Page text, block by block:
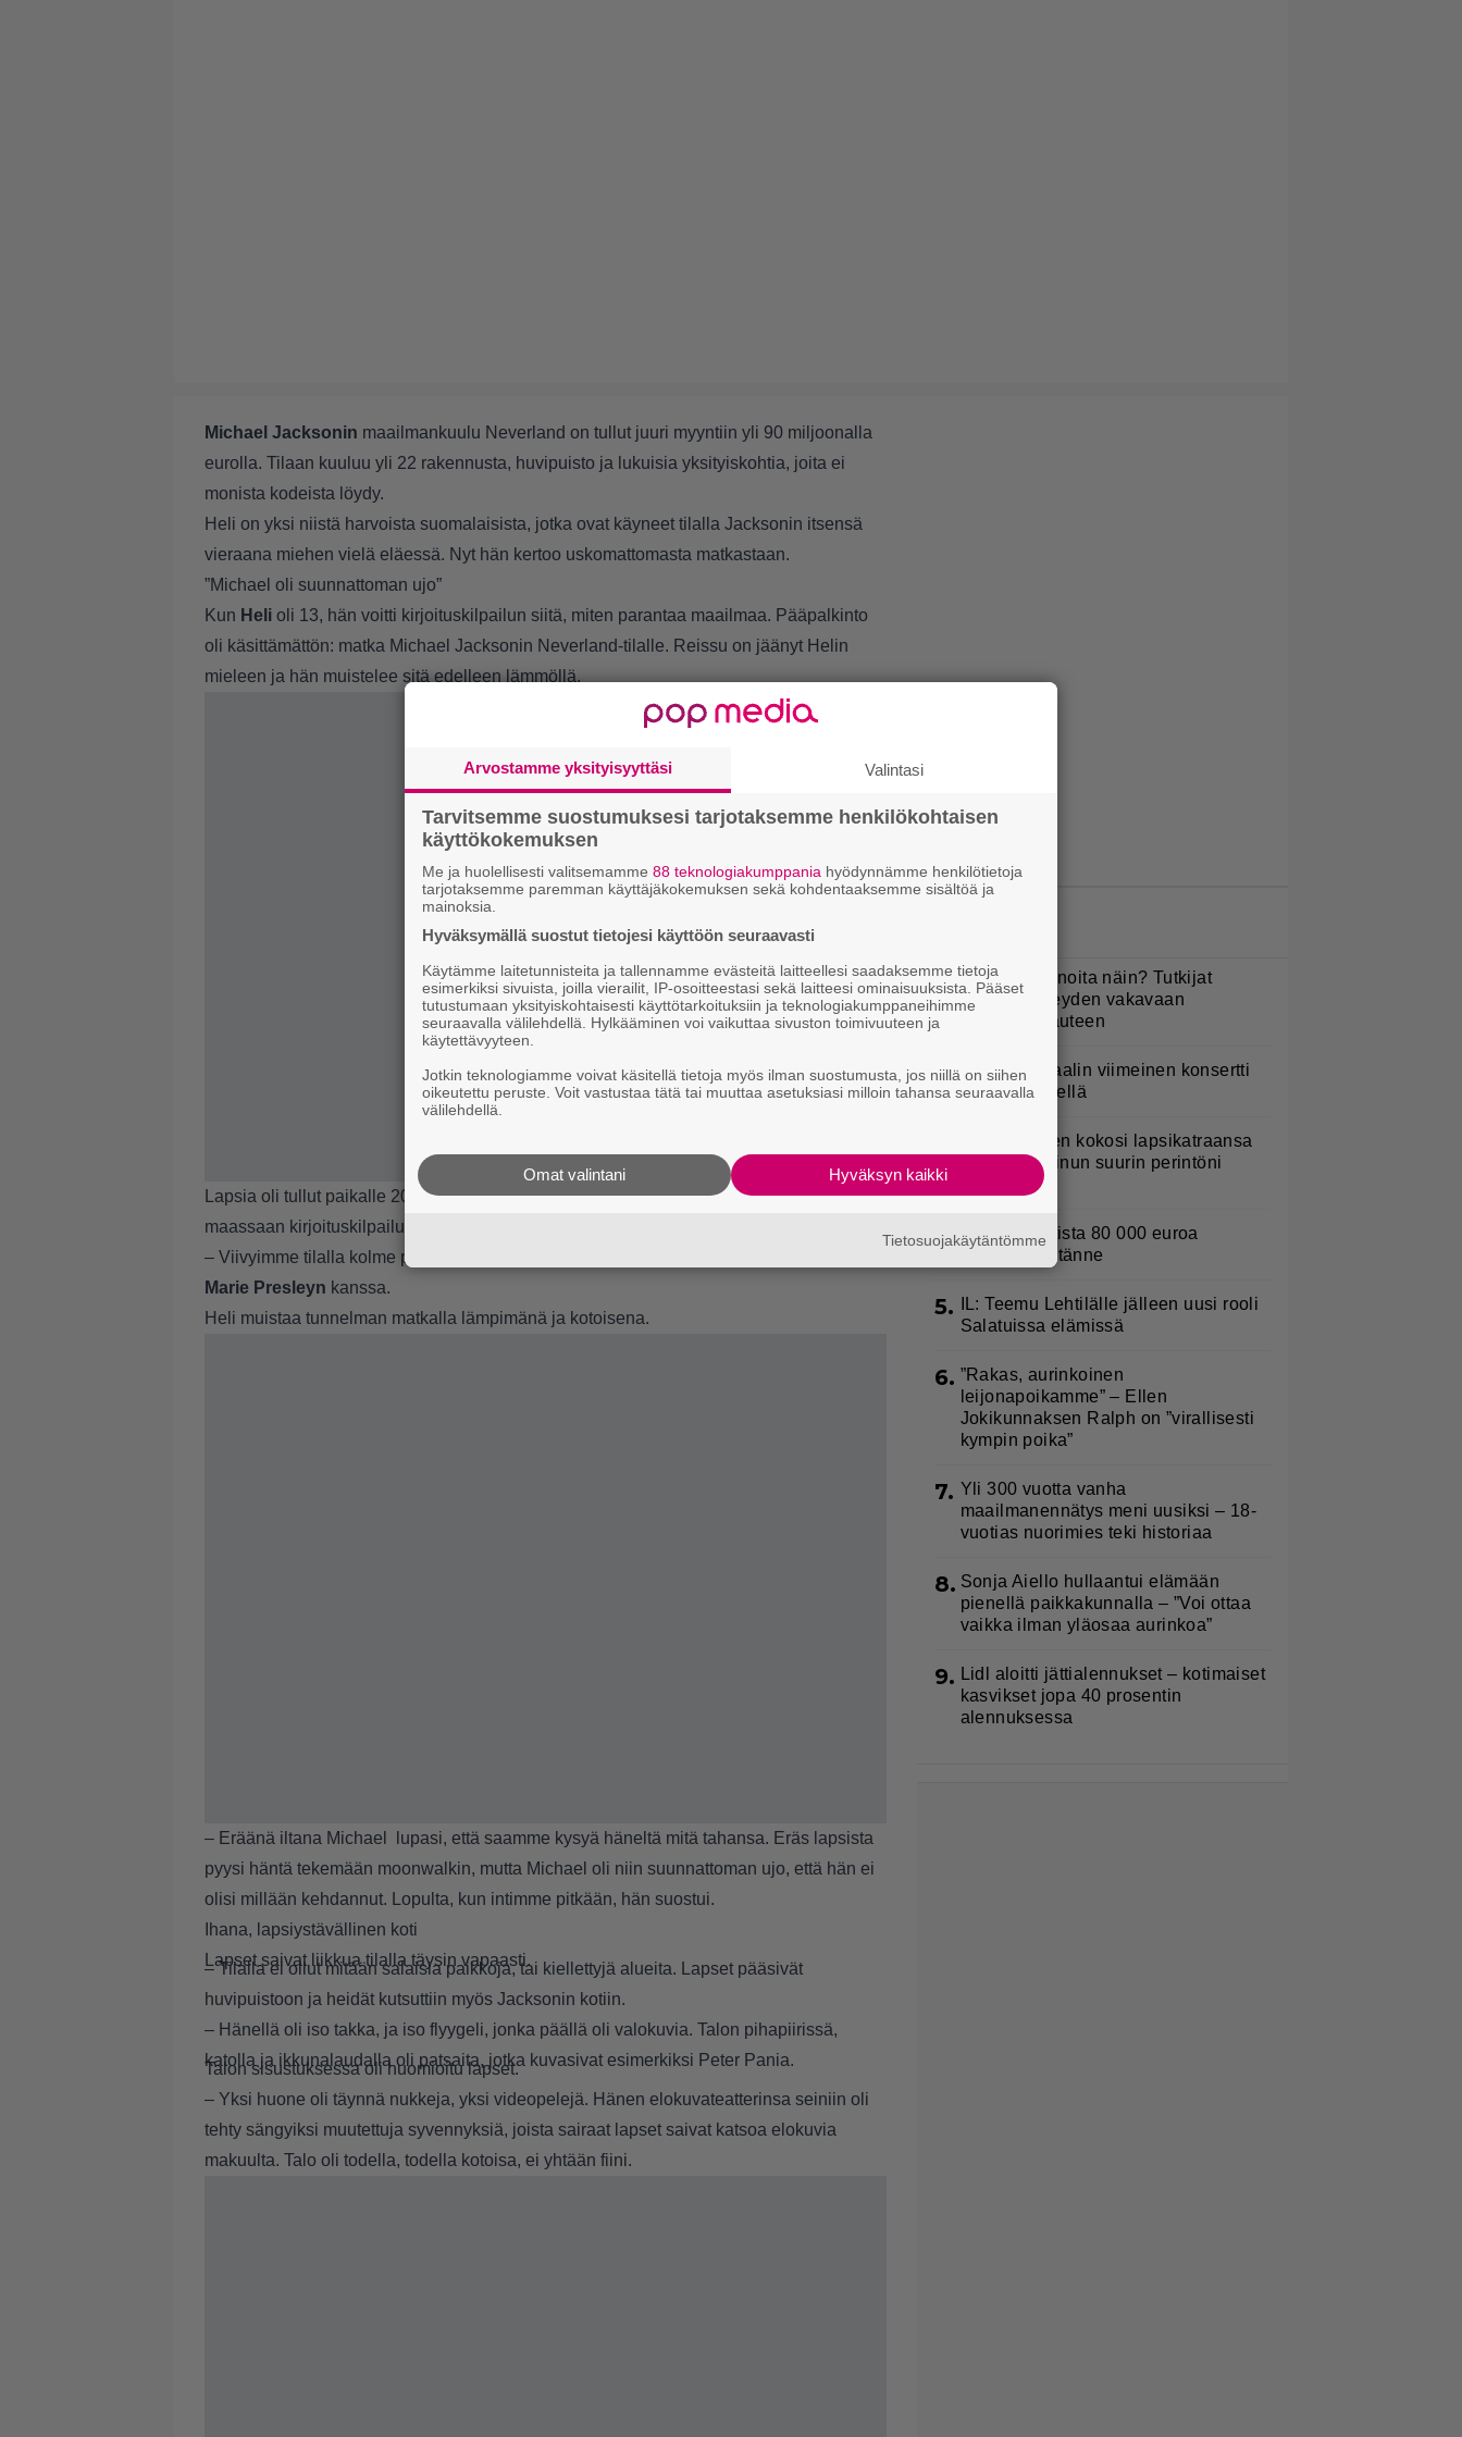
Michael Jacksonin maailmankuulu Neverland on tullut juuri myyntiin yli 90 miljoonalla
eurolla. Tilaan kuuluu yli 22 rakennusta, huvipuisto ja lukuisia yksityiskohtia, joita ei
monista kodeista löydy.
Heli on yksi niistä harvoista suomalaisista, jotka ovat käyneet tilalla Jacksonin itsensä
vieraana miehen vielä eläessä. Nyt hän kertoo uskomattomasta matkastaan.
”Michael oli suunnattoman ujo”
Kun Heli oli 13, hän voitti kirjoituskilpailun siitä, miten parantaa maailmaa. Pääpalkinto
oli käsittämättön: matka Michael Jacksonin Neverland-tilalle. Reissu on jäänyt Helin
mieleen ja hän muistelee sitä edelleen lämmöllä.
Lapsia oli tullut paikalle 20 ympäri maailman. Kaikki heistä oli voittaneet omassa
maassaan kirjoituskilpailun samasta aiheesta.
– Viivyimme tilalla kolme päivää. Michael otti meidät vastaan silloisen vaimonsa
Marie Presleyn kanssa.
Heli muistaa tunnelman matkalla lämpimänä ja kotoisena.
– Eräänä iltana Michael lupasi, että saamme kysyä häneltä mitä tahansa. Eräs lapsista
pyysi häntä tekemään moonwalkin, mutta Michael oli niin suunnattoman ujo, että hän ei
olisi millään kehdannut. Lopulta, kun intimme pitkään, hän suostui.
Ihana, lapsiystävällinen koti
Lapset saivat liikkua tilalla täysin vapaasti.
– Tilalla ei ollut mitään salaisia paikkoja, tai kiellettyjä alueita. Lapset pääsivät
huvipuistoon ja heidät kutsuttiin myös Jacksonin kotiin.
– Hänellä oli iso takka, ja iso flyygeli, jonka päällä oli valokuvia. Talon pihapiirissä,
katolla ja ikkunalaudalla oli patsaita, jotka kuvasivat esimerkiksi Peter Pania.
Talon sisustuksessa oli huomioitu lapset.
– Yksi huone oli täynnä nukkeja, yksi videopelejä. Hänen elokuvateatterinsa seiniin oli
tehty sängyiksi muutettuja syvennyksiä, joista sairaat lapset saivat katsoa elokuvia
makuulta. Talo oli todella, todella kotoisa, ei yhtään fiini.
1. Syötkö perunoita näin? Tutkijat
löysivät yhteyden vakavaan
kansansairauteen
2.
Eppu Normaalin viimeinen konsertti
esitetään Ylellä
Jani Sievinen kokosi lapsikatraansa
yhteen – ”Minun suurin perintöni
4. Eurojackpotista 80 000 euroa
Suomeen – tänne
5.
IL: Teemu Lehtilälle jälleen uusi rooli
Salatuissa elämissä
6. ”Rakas, aurinkoinen
leijonapoikamme” – Ellen
Jokikunnaksen Ralph on ”virallisesti
kympin poika”
7. Yli 300 vuotta vanha
maailmanennätys meni uusiksi – 18-
vuotias nuorimies teki historiaa
8. Sonja Aiello hullaantui elämään
pienellä paikkakunnalla – ”Voi ottaa
vaikka ilman yläosaa aurinkoa”
9. Lidl aloitti jättialennukset – kotimaiset
kasvikset jopa 40 prosentin
alennuksessa
Arvostamme yksityisyyttäsi Valintasi
Tarvitsemme suostumuksesi tarjotaksemme henkilökohtaisen
käyttökokemuksen
Me ja huolellisesti valitsemamme 88 teknologiakumppania hyödynnämme henkilötietoja
tarjotaksemme paremman käyttäjäkokemuksen sekä kohdentaaksemme sisältöä ja
mainoksia.
Hyväksymällä suostut tietojesi käyttöön seuraavasti
Käytämme laitetunnisteita ja tallennamme evästeitä laitteellesi saadaksemme tietoja
esimerkiksi sivuista, joilla vierailit, IP-osoitteestasi sekä laitteesi ominaisuuksista. Pääset
tutustumaan yksityiskohtaisesti käyttötarkoituksiin ja teknologiakumppaneihimme
seuraavalla välilehdellä. Hylkääminen voi vaikuttaa sivuston toimivuuteen ja
käytettävyyteen.
Jotkin teknologiamme voivat käsitellä tietoja myös ilman suostumusta, jos niillä on siihen
oikeutettu peruste. Voit vastustaa tätä tai muuttaa asetuksiasi milloin tahansa seuraavalla
välilehdellä.
Hyväksyn kaikki
Omat valintani
Tietosuojakäytäntömme